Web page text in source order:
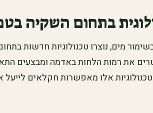
בתחום השקיה
מים, נוצרו טכנולוגיות חדשות
את רמות הלחות באדמה ומבצעים
אלו מאפשרות חקלאים לייעל